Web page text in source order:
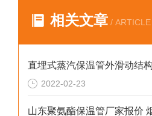
相关文章 / ARTICLE
直埋式蒸汽保温管外滑动结构
2022-02-23